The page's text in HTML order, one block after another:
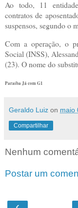
Ao todo, 11
contratos de
suspensos, segundo o
Com a operação, o
Social (INSS),
(23). O nome do
Paraíba Já com G1
Geraldo Luiz on maio
Compartilhar
Nenhum
Postar um